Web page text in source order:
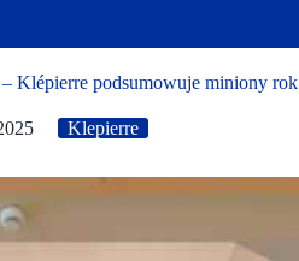
Klépierre podsumowuje miniony rok
Klepierre